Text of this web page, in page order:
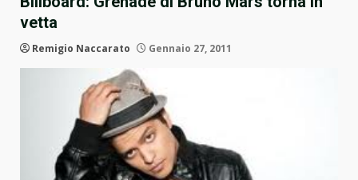
vetta
Remigio Naccarato Gennaio 27, 2011